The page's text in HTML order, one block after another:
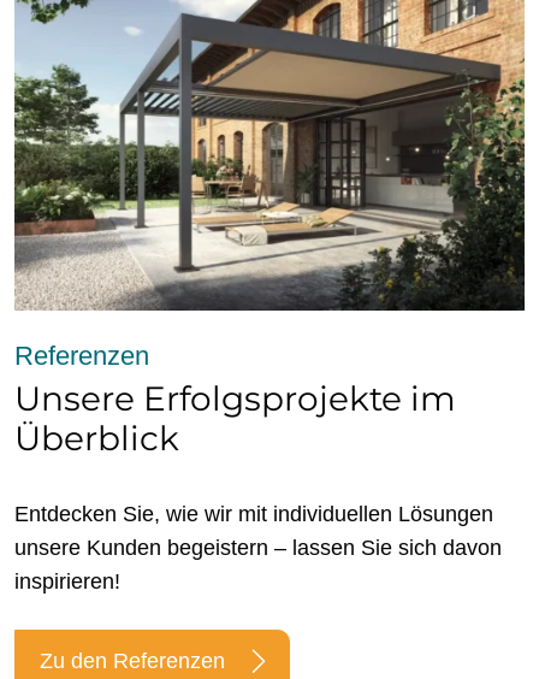
Referenzen
Unsere Erfolgsprojekte im
Überblick
Entdecken Sie, wie wir mit individuellen Lösungen
unsere Kunden begeistern – lassen Sie sich davon
inspirieren!
Zu den Referenzen